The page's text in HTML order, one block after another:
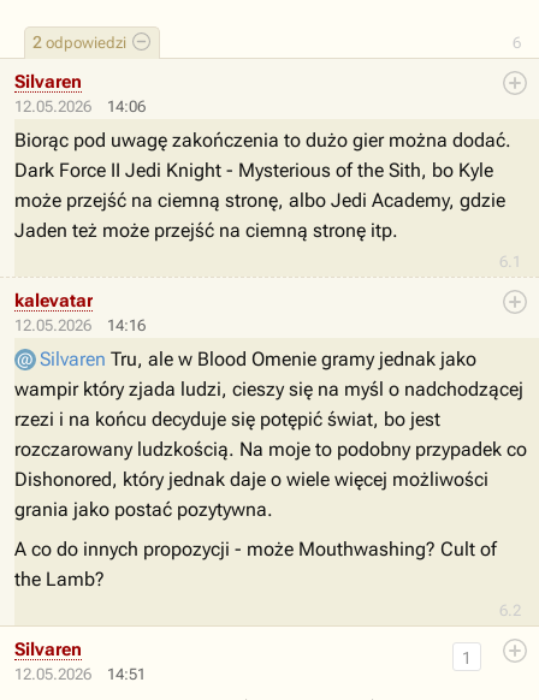
6
2 odpowiedzi
12.05.2026 14:06
6.1
Silvaren
Biorąc pod uwagę zakończenia to dużo gier można dodać.
Dark Force II Jedi Knight - Mysterious of the Sith, bo Kyle
może przejść na ciemną stronę, albo Jedi Academy, gdzie
Jaden też może przejść na ciemną stronę itp.
12.05.2026 14:16
6.2
kalevatar
Silvaren Tru, ale w Blood Omenie gramy jednak jako
wampir który zjada ludzi, cieszy się na myśl o nadchodzącej
rzezi i na końcu decyduje się potępić świat, bo jest
rozczarowany ludzkością. Na moje to podobny przypadek co
Dishonored, który jednak daje o wiele więcej możliwości
grania jako postać pozytywna.
A co do innych propozycji - może Mouthwashing? Cult of
the Lamb?
12.05.2026 14:51
1
Silvaren